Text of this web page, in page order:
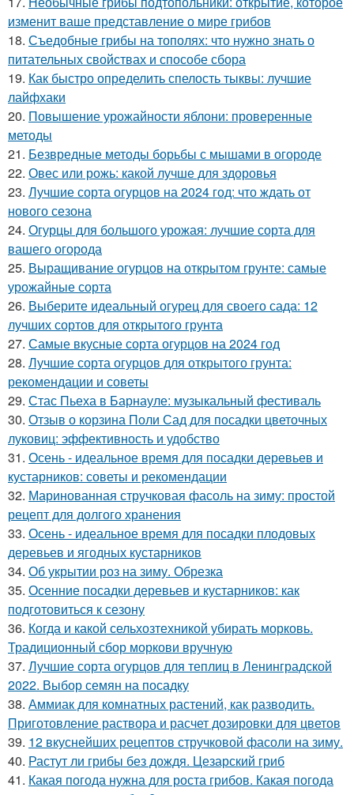
изменит ваше представление о мире грибов
18. Съедобные грибы на тополях: что нужно знать о
питательных свойствах и способе сбора
19. Как быстро определить спелость тыквы: лучшие
лайфхаки
20. Повышение урожайности яблони: проверенные
методы
21. Безвредные методы борьбы с мышами в огороде
22. Овес или рожь: какой лучше для здоровья
23. Лучшие сорта огурцов на 2024 год: что ждать от
нового сезона
24. Огурцы для большого урожая: лучшие сорта для
вашего огорода
25. Выращивание огурцов на открытом грунте: самые
урожайные сорта
26. Выберите идеальный огурец для своего сада: 12
лучших сортов для открытого грунта
27. Самые вкусные сорта огурцов на 2024 год
28. Лучшие сорта огурцов для открытого грунта:
рекомендации и советы
29. Стас Пьеха в Барнауле: музыкальный фестиваль
30. Отзыв о корзина Поли Сад для посадки цветочных
луковиц: эффективность и удобство
31. Осень - идеальное время для посадки деревьев и
кустарников: советы и рекомендации
32. Маринованная стручковая фасоль на зиму: простой
рецепт для долгого хранения
33. Осень - идеальное время для посадки плодовых
деревьев и ягодных кустарников
34. Об укрытии роз на зиму. Обрезка
35. Осенние посадки деревьев и кустарников: как
подготовиться к сезону
36. Когда и какой сельхозтехникой убирать морковь.
Традиционный сбор моркови вручную
37. Лучшие сорта огурцов для теплиц в Ленинградской
2022. Выбор семян на посадку
38. Аммиак для комнатных растений, как разводить.
Приготовление раствора и расчет дозировки для цветов
39. 12 вкуснейших рецептов стручковой фасоли на зиму.
40. Растут ли грибы без дождя. Цезарский гриб
41. Какая погода нужна для роста грибов. Какая погода